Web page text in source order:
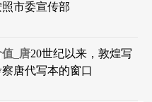
市委宣传部
_唐20世纪以来，敦煌写
唐代写本的窗口